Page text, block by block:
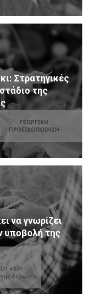
Στρατηγικές
της
να γνωρίζει
υποβολή της